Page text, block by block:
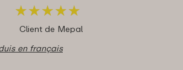
★★★★★
★★★★★
Client de Mepal
en français